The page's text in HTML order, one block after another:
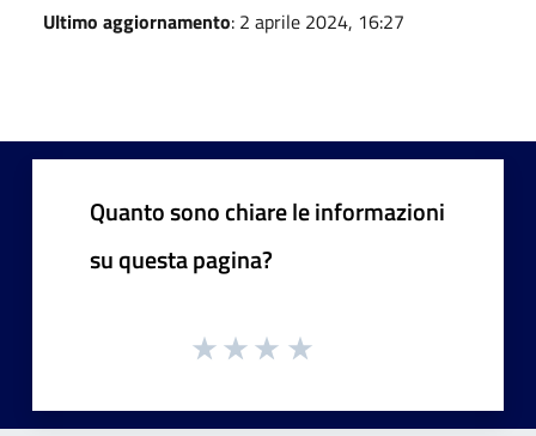
Ultimo aggiornamento: 2 aprile 2024, 16:27
Quanto sono chiare le informazioni
su questa pagina?